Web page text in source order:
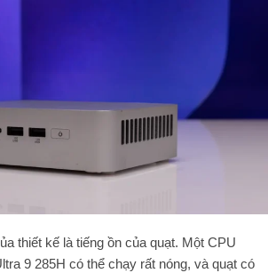
thiết kế là tiếng ồn của quạt. Một CPU
9 285H có thể chạy rất nóng, và quạt có